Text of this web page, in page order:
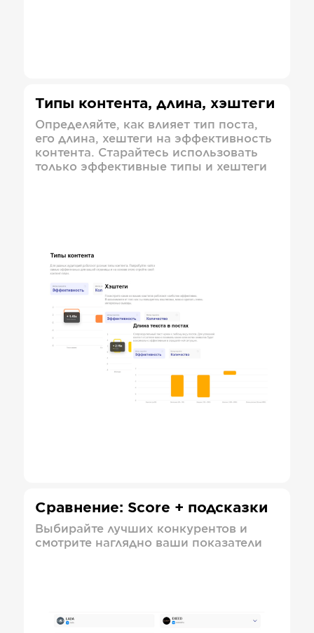
Типы контента, длина, хэштеги
Определяйте, как влияет тип поста,
его длина, хештеги на эффективность
контента. Старайтесь использовать
только эффективные типы и хештеги
Сравнение: Score + подсказки
Выбирайте лучших конкурентов и
смотрите наглядно ваши показатели